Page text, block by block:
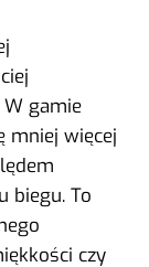
gamie
mniej więcej
biegu. To
czy